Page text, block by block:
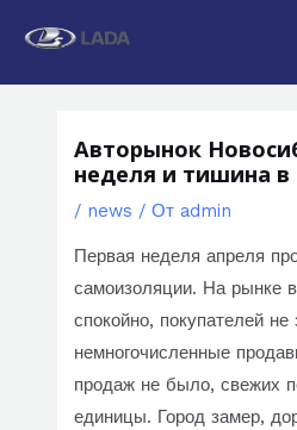
Авторынок
неделя и тишина
/ news / От admin
Первая неделя апреля
самоизоляции. На рынке
спокойно, покупателей
немногочисленные
продаж не было, свежих
единицы. Город замер,